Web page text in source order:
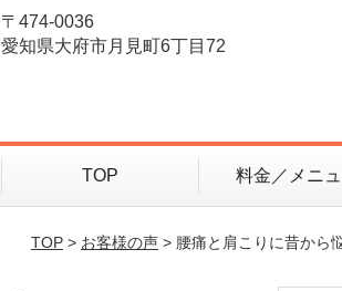
〒474-0036
愛知県大府市月見町6丁目72
TOP 料金／メニ
TOP> お客様の声> 腰痛と肩こりに昔から